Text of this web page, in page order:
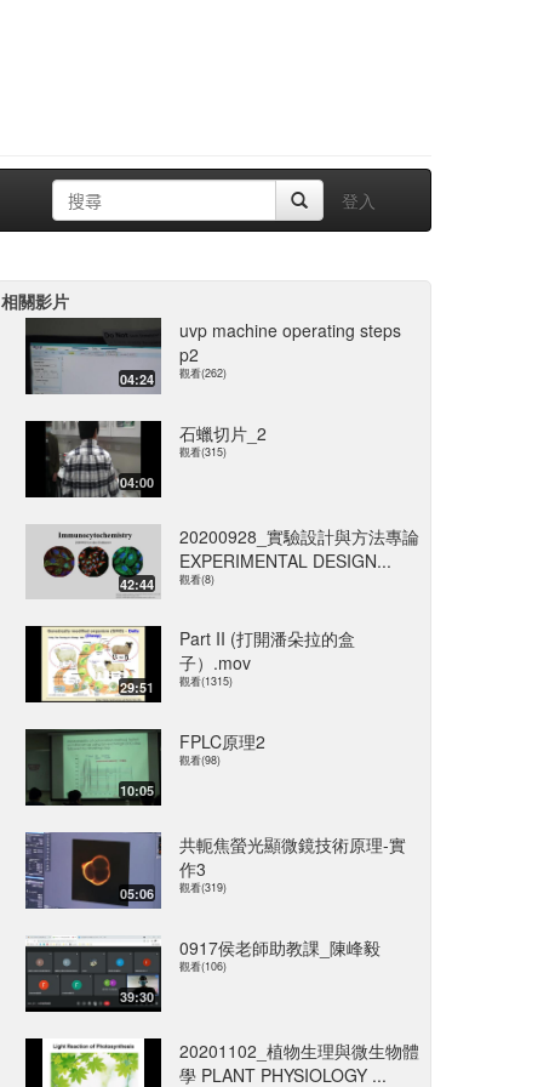
登入
相關影片
04:24
uvp machine operating steps
p2
觀看(262)
04:00
石蠟切片_2
觀看(315)
42:44
20200928_實驗設計與方法專論
EXPERIMENTAL DESIGN...
觀看(8)
29:51
Part II (打開潘朵拉的盒
子）.mov
觀看(1315)
10:05
FPLC原理2
觀看(98)
05:06
共軛焦螢光顯微鏡技術原理-實
作3
觀看(319)
39:30
0917侯老師助教課_陳峰毅
觀看(106)
20201102_植物生理與微生物體
學 PLANT PHYSIOLOGY ...